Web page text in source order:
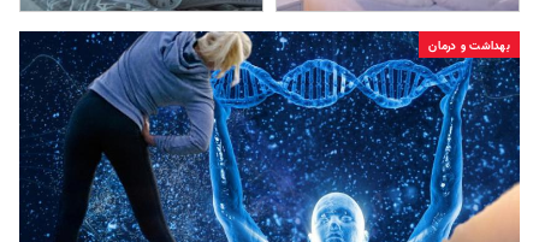
بهداشت و درمان